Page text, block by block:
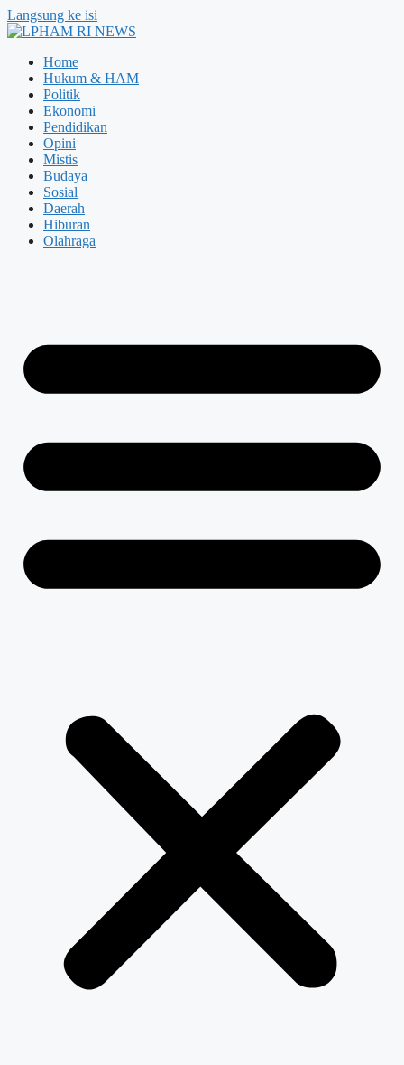
Langsung ke isi
Home
Hukum & HAM
Politik
Ekonomi
Pendidikan
Opini
Mistis
Budaya
Sosial
Daerah
Hiburan
Olahraga